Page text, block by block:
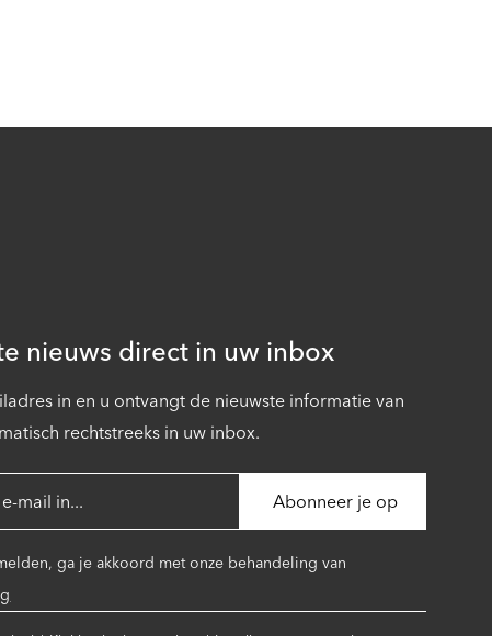
nieuws direct in uw inbox
in en u ontvangt de nieuwste informatie van
rechtstreeks in uw inbox.
ga je akkoord met onze behandeling van